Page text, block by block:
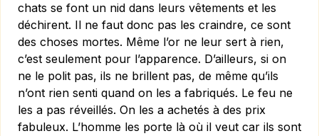
chats se font un nid dans leurs vêtements et les
déchirent. Il ne faut donc pas les craindre, ce sont
des choses mortes. Même l’or ne leur sert à rien,
c’est seulement pour l’apparence. D’ailleurs, si on
ne le polit pas, ils ne brillent pas, de même qu’ils
n’ont rien senti quand on les a fabriqués. Le feu ne
les a pas réveillés. On les a achetés à des prix
fabuleux. L’homme les porte là où il veut car ils sont